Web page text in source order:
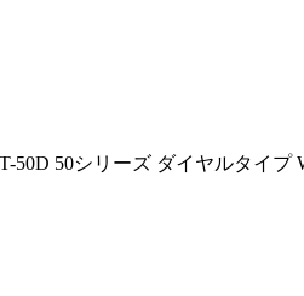
50D 50シリーズ ダイヤルタイプ